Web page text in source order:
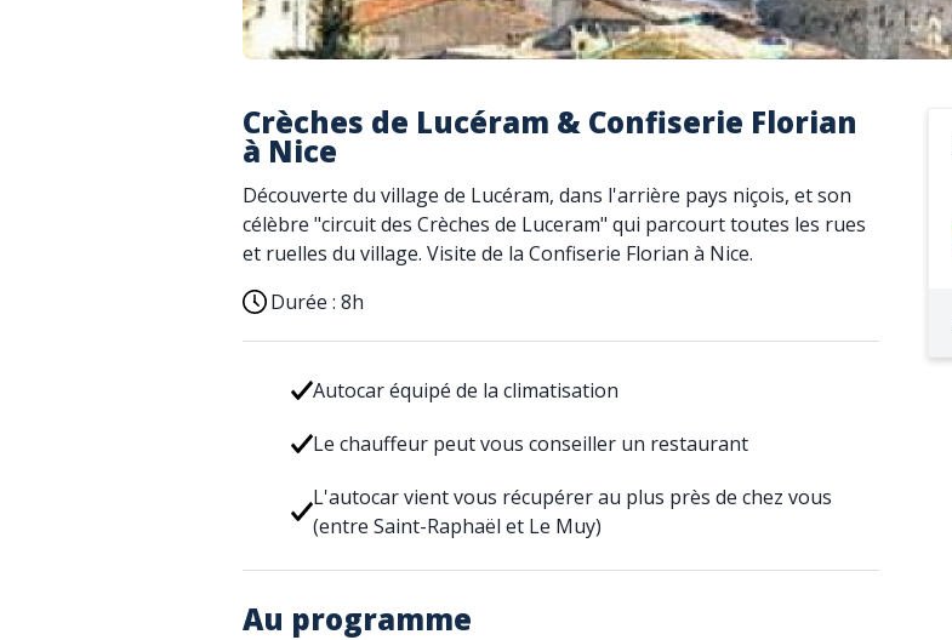
Crèches de Lucéram & Confiserie Florian
à Nice
Découverte du village de Lucéram, dans l'arrière pays niçois, et son
célèbre "circuit des Crèches de Luceram" qui parcourt toutes les rues
et ruelles du village. Visite de la Confiserie Florian à Nice.
Durée : 8h
Autocar équipé de la climatisation
Le chauffeur peut vous conseiller un restaurant
L'autocar vient vous récupérer au plus près de chez vous
(entre Saint-Raphaël et Le Muy)
Au programme